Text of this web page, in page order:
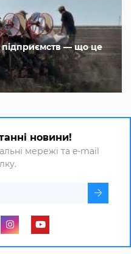
підприємств — що це
новини!
мережі та e-mail